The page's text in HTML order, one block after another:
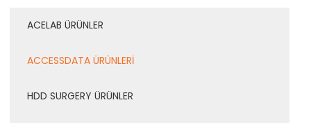
ACELAB ÜRÜNLER
ACCESSDATA ÜRÜNLERİ
HDD SURGERY ÜRÜNLER